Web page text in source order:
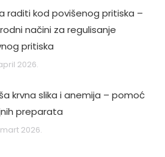
raditi kod povišenog pritiska –
načini za regulisanje
pritiska
2026.
krvna slika i anemija – pomoć
preparata
mart 2026.